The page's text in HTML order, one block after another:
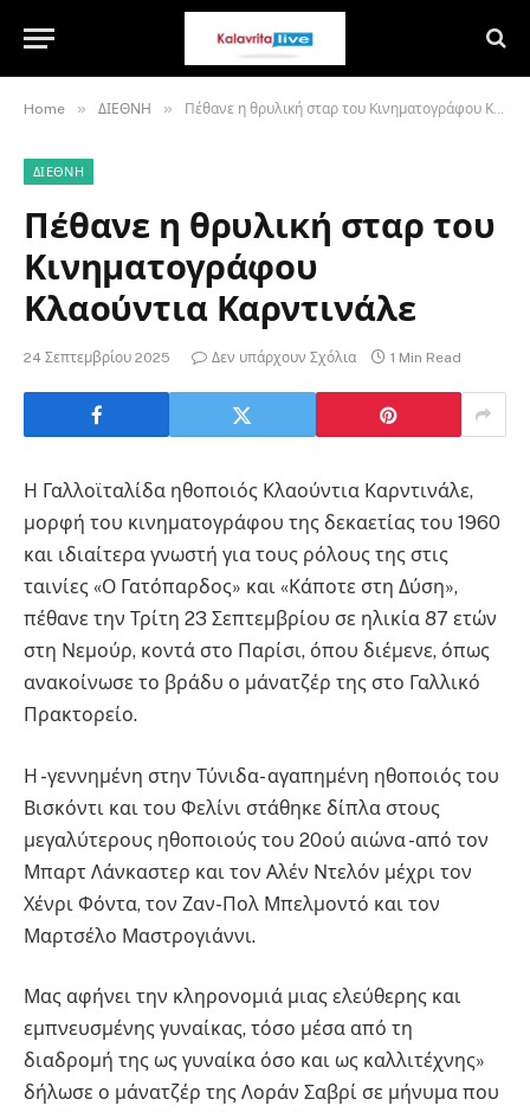
Home » ΔΙΕΘΝΗ » Πέθανε η θρυλική σταρ του Κινηματογράφου Κλαούντια Καρντινάλε
ΔΙΕΘΝΗ
Πέθανε η θρυλική σταρ του
Κινηματογράφου
Κλαούντια Καρντινάλε
24 Σεπτεμβρίου 2025 Δεν υπάρχουν Σχόλια 1 Min Read
Η Γαλλοϊταλίδα ηθοποιός Κλαούντια Καρντινάλε,
μορφή του κινηματογράφου της δεκαετίας του 1960
και ιδιαίτερα γνωστή για τους ρόλους της στις
ταινίες «Ο Γατόπαρδος» και «Κάποτε στη Δύση»,
πέθανε την Τρίτη 23 Σεπτεμβρίου σε ηλικία 87 ετών
στη Νεμούρ, κοντά στο Παρίσι, όπου διέμενε, όπως
ανακοίνωσε το βράδυ ο μάνατζέρ της στο Γαλλικό
Πρακτορείο.
Η -γεννημένη στην Τύνιδα- αγαπημένη ηθοποιός του
Βισκόντι και του Φελίνι στάθηκε δίπλα στους
μεγαλύτερους ηθοποιούς του 20ού αιώνα -από τον
Μπαρτ Λάνκαστερ και τον Αλέν Ντελόν μέχρι τον
Χένρι Φόντα, τον Ζαν-Πολ Μπελμοντό και τον
Μαρτσέλο Μαστρογιάννι.
Μας αφήνει την κληρονομιά μιας ελεύθερης και
εμπνευσμένης γυναίκας, τόσο μέσα από τη
διαδρομή της ως γυναίκα όσο και ως καλλιτέχνης»
δήλωσε ο μάνατζέρ της Λοράν Σαβρί σε μήνυμα που